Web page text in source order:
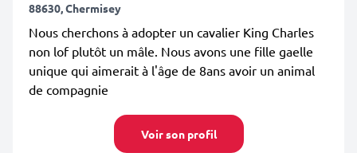
88630, Chermisey
Nous cherchons à adopter un cavalier King Charles
non lof plutôt un mâle. Nous avons une fille gaelle
unique qui aimerait à l'âge de 8ans avoir un animal
de compagnie
Voir son profil